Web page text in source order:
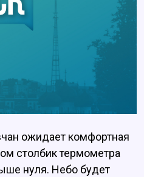
ожидает комфортная
столбик термометра
нуля. Небо будет